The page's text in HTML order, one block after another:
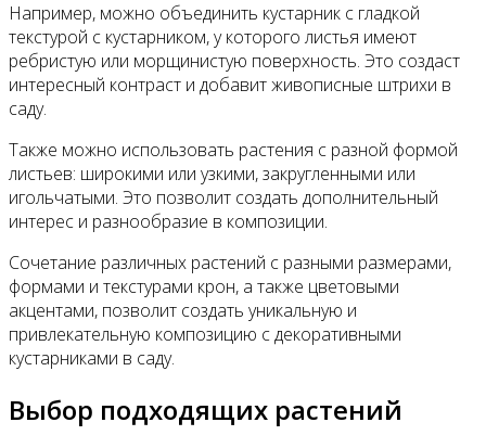
Например, можно объединить кустарник с гладкой
текстурой с кустарником, у которого листья имеют
ребристую или морщинистую поверхность. Это создаст
интересный контраст и добавит живописные штрихи в
саду.
Также можно использовать растения с разной формой
листьев: широкими или узкими, закругленными или
игольчатыми. Это позволит создать дополнительный
интерес и разнообразие в композиции.
Сочетание различных растений с разными размерами,
формами и текстурами крон, а также цветовыми
акцентами, позволит создать уникальную и
привлекательную композицию с декоративными
кустарниками в саду.
Выбор подходящих растений